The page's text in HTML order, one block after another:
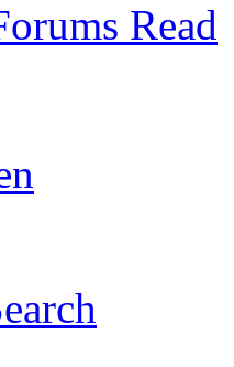
Read